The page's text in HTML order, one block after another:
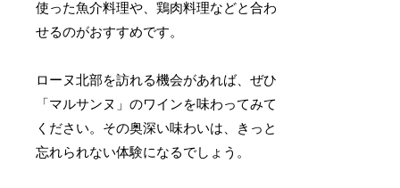
使った魚介料理や、鶏肉料理などと合わ
せるのがおすすめです。
ローヌ北部を訪れる機会があれば、ぜひ
「マルサンヌ」のワインを味わってみて
ください。その奥深い味わいは、きっと
忘れられない体験になるでしょう。